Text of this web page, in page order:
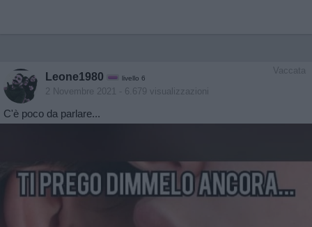
Vaccata
Leone1980 livello 6
2 Novembre 2021 - 6.679 visualizzazioni
C'è poco da parlare...